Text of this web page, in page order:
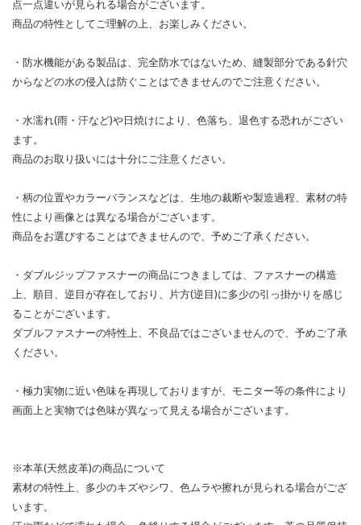
点一点違いが見られる場合がございます。
商品の特性としてご理解の上、お楽しみください。
・防水機能がある製品は、完全防水ではないため、縫製部分である針穴
からなどの水の侵入は防ぐことはできませんのでご注意ください。
・水濡れ(雨・汗など)や日焼けにより、色落ち、退色する恐れがござい
ます。
商品のお取り扱いには十分にご注意ください。
・柄の位置やカラーバランスなどは、生地の裁断や製造過程、素材の特
性により画像とは異なる場合がございます。
商品をお選びすることはできませんので、予めご了承ください。
・ダブルジップファスナーの商品につきましては、ファスナーの構造
上、順目、逆目が存在しており、片方(逆目)に多少の引っ掛かりを感じ
ることがございます。
ダブルファスナーの特性上、不良品ではございませんので、予めご了承
ください。
・極力実物に近い色味を再現しておりますが、モニター等の条件により
画面上と実物では色味が異なって見える場合がございます。
※本革(天然皮革)の商品について
素材の特性上、多少のキズやシワ、色ムラや擦れが見られる場合がござ
います。